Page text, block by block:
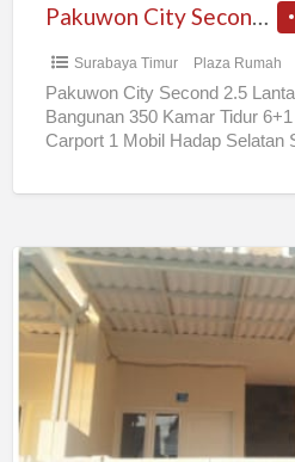
Pakuwon City Second 2.5 Lantai
Surabaya Timur Plaza Rumah
Pakuwon City Second 2.5
Bangunan 350 Kamar Tidur
Carport 1 Mobil Hadap Selatan
Sutorejo
New
Minimalis